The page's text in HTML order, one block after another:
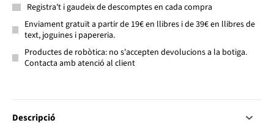
Registra't i gaudeix de descomptes en cada compra
Enviament gratuït a partir de 19€ en llibres i de 39€ en llibres de
text, joguines i papereria.
Productes de robòtica: no s'accepten devolucions a la botiga.
Contacta amb atenció al client
Descripció